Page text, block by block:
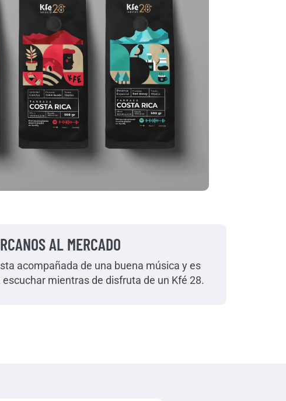
AL MERCADO
acompañada de una buena música y es
mientras de disfruta de un Kfé 28.